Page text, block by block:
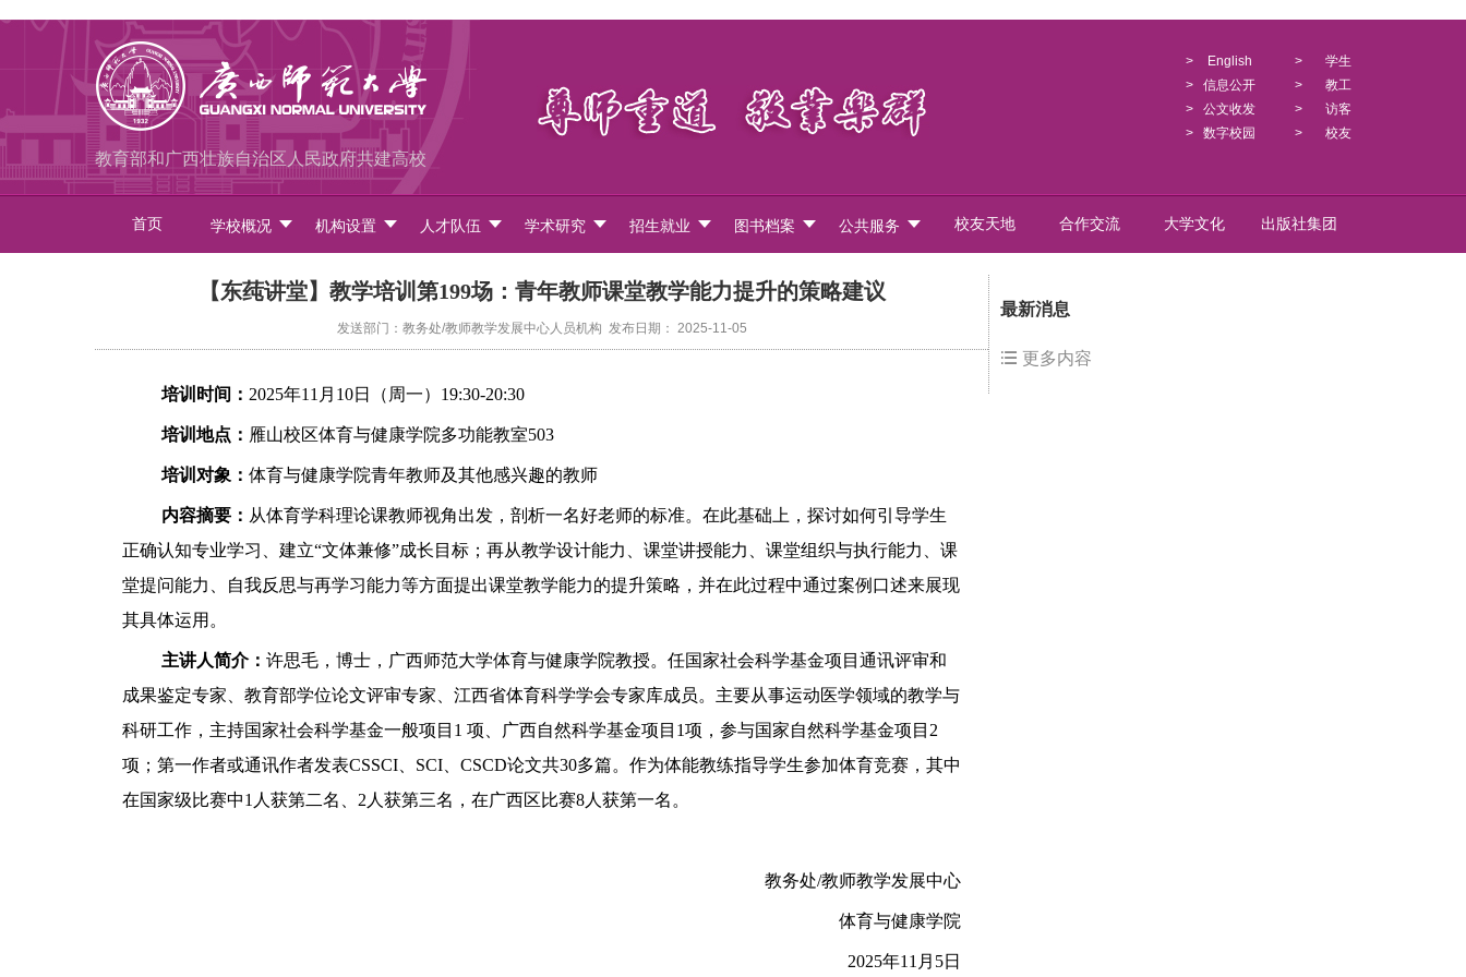
教育部和广西壮族自治区人民政府共建高校
>
English
>
信息公开
>
公文收发
>
数字校园
>
学生
>
教工
>
访客
>
校友
首页 学校概况 机构设置 人才队伍 学术研究 招生就业 图书档案 公共服务 校友天地 合作交流 大学文化 出版社集团
【东莼讲堂】教学培训第199场：青年教师课堂教学能力提升的策略建议
发送部门：教务处/教师教学发展中心人员机构 发布日期： 2025-11-05
培训时间： 2025年11月10日（周一）19:30-20:30
培训地点： 雁山校区体育与健康学院多功能教室503
培训对象： 体育与健康学院青年教师及其他感兴趣的教师
内容摘要： 从体育学科理论课教师视角出发，剖析一名好老师的标准。在此基础上，探讨如何引导学生
正确认知专业学习、建立“文体兼修”成长目标；再从教学设计能力、课堂讲授能力、课堂组织与执行能力、课
堂提问能力、自我反思与再学习能力等方面提出课堂教学能力的提升策略，并在此过程中通过案例口述来展现
其具体运用。
主讲人简介： 许思毛，博士，广西师范大学体育与健康学院教授。任国家社会科学基金项目通讯评审和
成果鉴定专家、教育部学位论文评审专家、江西省体育科学学会专家库成员。主要从事运动医学领域的教学与
科研工作，主持国家社会科学基金一般项目1 项、广西自然科学基金项目1项，参与国家自然科学基金项目2
项；第一作者或通讯作者发表CSSCI、SCI、CSCD论文共30多篇。作为体能教练指导学生参加体育竞赛，其中
在国家级比赛中1人获第二名、2人获第三名，在广西区比赛8人获第一名。
教务处/教师教学发展中心
体育与健康学院
2025年11月5日
最新消息
更多内容